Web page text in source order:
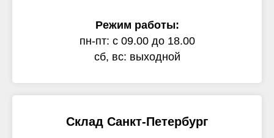
Режим работы:
пн-пт: с 09.00 до 18.00
сб, вс: выходной
Склад Санкт-Петербург